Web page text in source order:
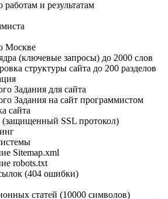
и результатам
Москве
(ключевые запросы) до 2000 слов
структуры сайта до 200 разделов
Задания для сайта
Задания на сайт программистом
сайта
(защищенный SSL протокол)
Sitemap.xml
robots.txt
(404 ошибки)
статей (10000 символов)